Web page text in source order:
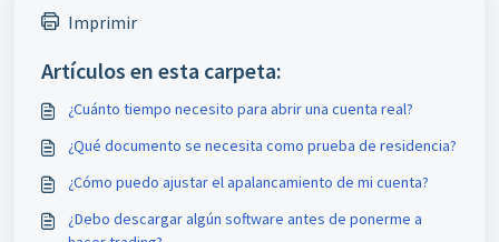
Imprimir
Artículos en esta carpeta:
¿Cuánto tiempo necesito para abrir una cuenta real?
¿Qué documento se necesita como prueba de residencia?
¿Cómo puedo ajustar el apalancamiento de mi cuenta?
¿Debo descargar algún software antes de ponerme a